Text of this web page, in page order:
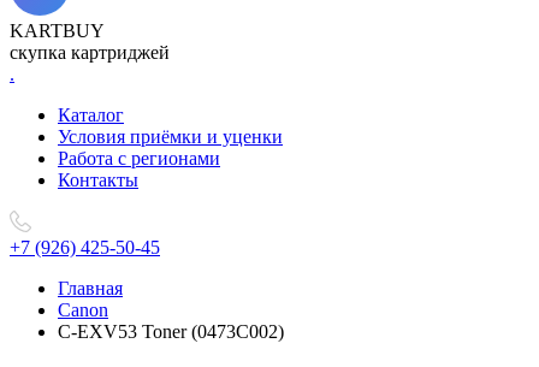
KARTBUY
скупка картриджей
.
Каталог
Условия приёмки и уценки
Работа с регионами
Контакты
+7 (926) 425-50-45
Главная
Canon
C-EXV53 Toner (0473C002)